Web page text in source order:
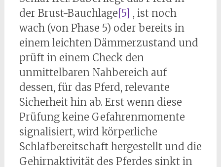
der Brust-Bauchlage[5] , ist noch
wach (von Phase 5) oder bereits in
einem leichten Dämmerzustand und
prüft in einem Check den
unmittelbaren Nahbereich auf
dessen, für das Pferd, relevante
Sicherheit hin ab. Erst wenn diese
Prüfung keine Gefahrenmomente
signalisiert, wird körperliche
Schlafbereitschaft hergestellt und die
Gehirnaktivität des Pferdes sinkt in